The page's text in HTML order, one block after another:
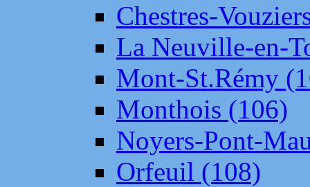
Chestres-
La Neuville-en-
Mont-St.Rémy
Monthois (106)
Noyers-Pont-
Orfeuil (108)